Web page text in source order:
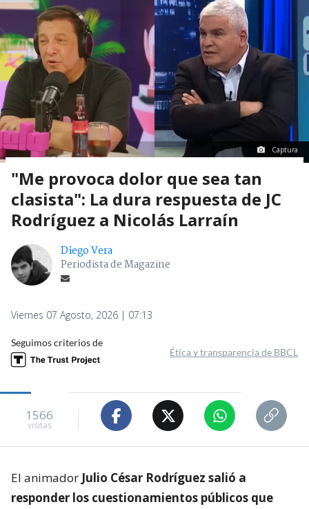
Captura
"Me provoca dolor que sea tan
clasista": La dura respuesta de JC
Rodríguez a Nicolás Larraín
Diego Vera
Periodista de Magazine
Viernes 07 Agosto, 2026 | 07:13
Seguimos criterios de
Ética y transparencia de BBCL
1566
visitas
El animador Julio César Rodríguez salió a
responder los cuestionamientos públicos que